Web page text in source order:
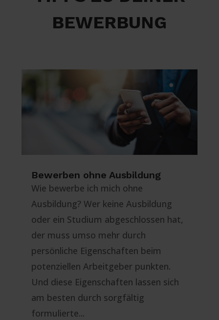
BEWERBUNG
Bewerben ohne Ausbildung
Wie bewerbe ich mich ohne
Ausbildung? Wer keine Ausbildung
oder ein Studium abgeschlossen hat,
der muss umso mehr durch
persönliche Eigenschaften beim
potenziellen Arbeitgeber punkten.
Und diese Eigenschaften lassen sich
am besten durch sorgfältig
formulierte...